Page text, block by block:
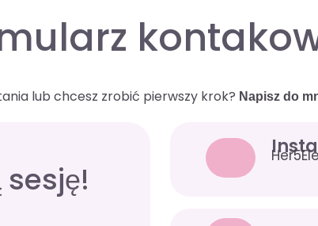
lub chcesz zrobić pierwszy krok? Napisz do